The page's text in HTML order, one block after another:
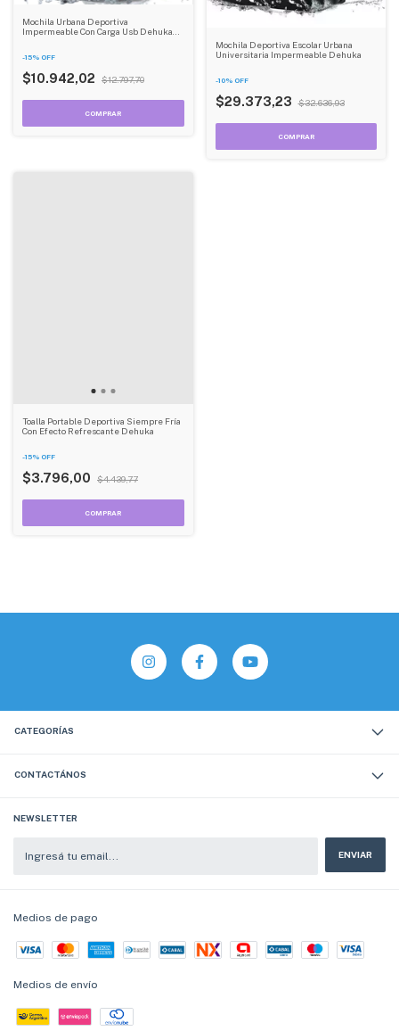
Mochila Urbana Deportiva
Impermeable Con Carga Usb Dehuka
-15% OFF
$10.942,02 $12.797,70
Mochila Deportiva Escolar Urbana
Universitaria Impermeable Dehuka
-10% OFF
$29.373,23 $32.636,93
Toalla Portable Deportiva Siempre Fría
Con Efecto Refrescante Dehuka
-15% OFF
$3.796,00 $4.439,77
CATEGORÍAS
CONTACTÁNOS
NEWSLETTER
Medios de pago
Medios de envío